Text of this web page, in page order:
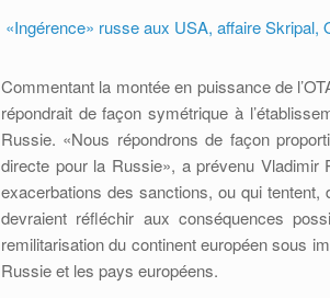
«Ingérence» russe aux USA, affaire Skripal,
Commentant la montée en puissance de
répondrait de façon symétrique à
Russie. «Nous répondrons de façon
directe pour la Russie», a prévenu Vladimir
exacerbations des sanctions, ou qui tentent,
devraient réfléchir aux conséquences
remilitarisation du continent européen sous
Russie et les pays européens.